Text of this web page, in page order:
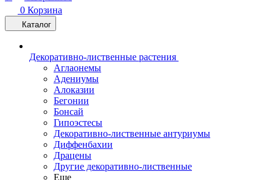
0 Корзина
Каталог
Декоративно-лиственные растения
Аглаонемы
Адениумы
Алоказии
Бегонии
Бонсай
Гипоэстесы
Декоративно-лиственные антуриумы
Диффенбахии
Драцены
Другие декоративно-лиственные
Еще